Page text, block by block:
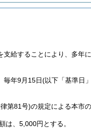
支給することにより、多年
毎年9月15日(以下「基準日
第81号)の規定による本市
は、5,000円とする。